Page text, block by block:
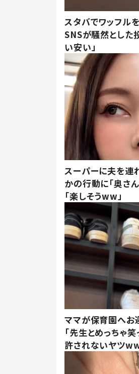
スタバでワッフル
SNSが騒然とした
い安い」
スーパーに夫を連
かの行動に「奥さ
「楽しそうww」
ママが保育園へ
「先生とめっちゃ
許されないヤツww